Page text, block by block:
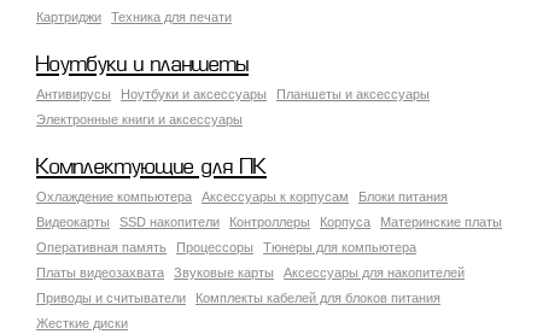
Картриджи Техника для печати
Ноутбуки и планшеты
Антивирусы Ноутбуки и аксессуары
Планшеты и аксессуары
Электронные книги и аксессуары
Комплектующие для ПК
Охлаждение компьютера Аксессуары к корпусам
Блоки питания
Видеокарты
SSD накопители Контроллеры Корпуса
Материнские платы
Оперативная память
Процессоры
Тюнеры для компьютера
Платы видеозахвата
Звуковые карты
Аксессуары для накопителей
Приводы и считыватели
Комплекты кабелей для блоков питания
Жесткие диски